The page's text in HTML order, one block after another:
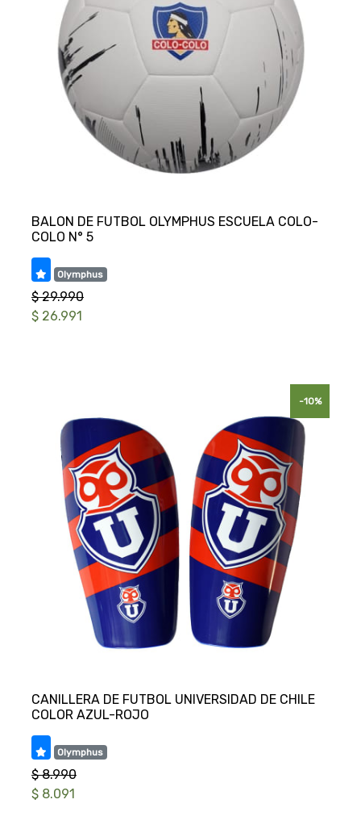
BALON DE FUTBOL OLYMPHUS ESCUELA COLO-
Olymphus
$ 29.990
$ 26.991
-10%
CANILLERA DE FUTBOL UNIVERSIDAD DE CHILE
Olymphus
$ 8.990
$ 8.091